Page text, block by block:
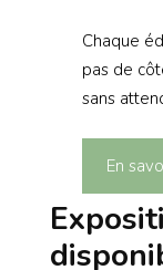
Chaque
pas de
sans
En